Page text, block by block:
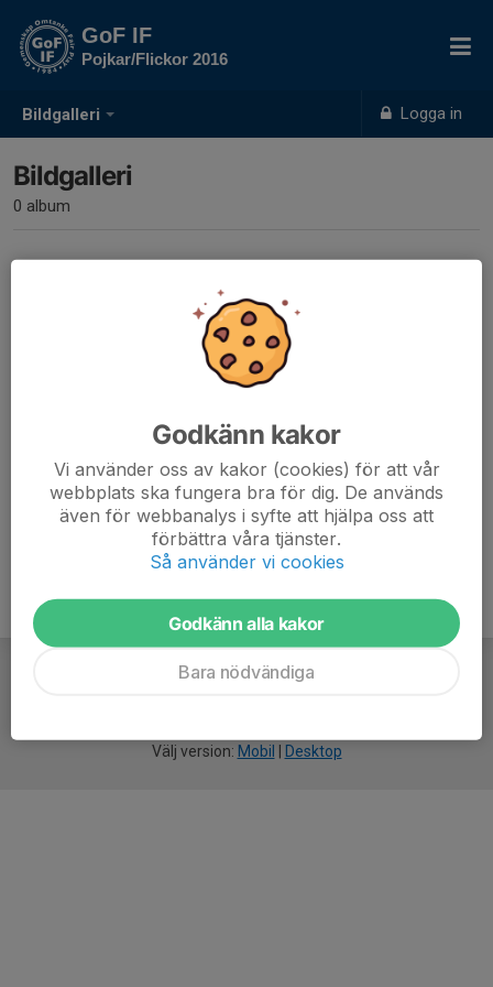
Bildgalleri Logga in
GoF IF
Pojkar/Flickor 2016
Bildgalleri
0 album
Inga album skapade
Välj version: Mobil Desktop
Godkänn kakor
Vi använder oss av kakor (cookies) för att vår
webbplats ska fungera bra för dig. De används
även för webbanalys i syfte att hjälpa oss att
förbättra våra tjänster.
Så använder vi cookies
Godkänn alla kakor
Bara nödvändiga